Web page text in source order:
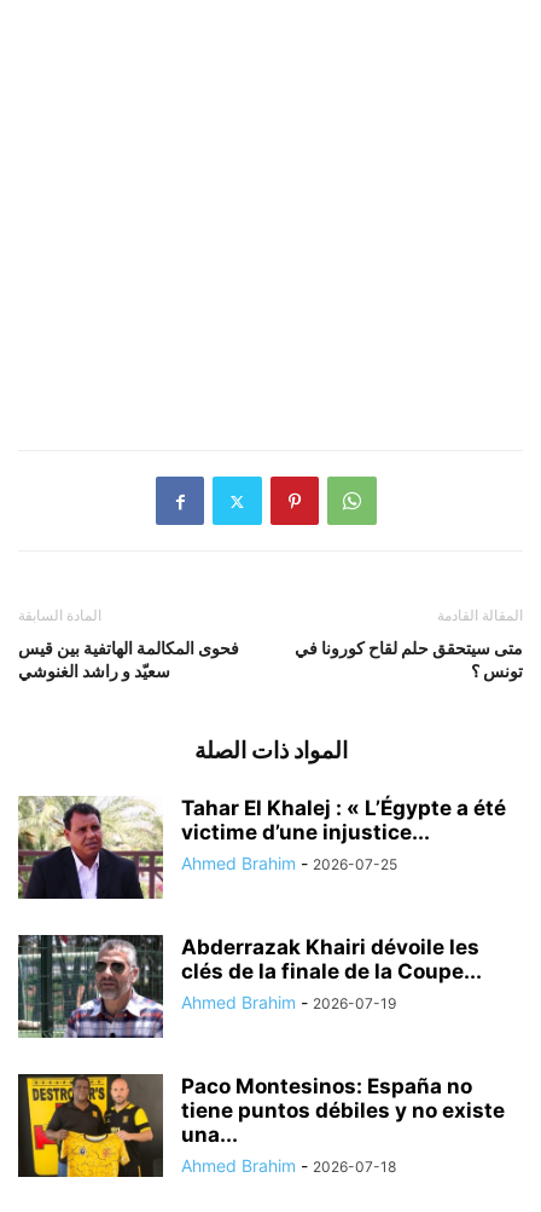
المادة السابقة
فحوى المكالمة الهاتفية بين قيس
سعيّد و راشد الغنوشي
المقالة القادمة
متى سيتحقق حلم لقاح كورونا في
تونس ؟
المواد ذات الصلة
Tahar El Khalej : « L’Égypte a été
victime d’une injustice...
Ahmed Brahim - 2026-07-25
Abderrazak Khairi dévoile les
clés de la finale de la Coupe...
Ahmed Brahim - 2026-07-19
Paco Montesinos: España no
tiene puntos débiles y no existe
una...
Ahmed Brahim - 2026-07-18